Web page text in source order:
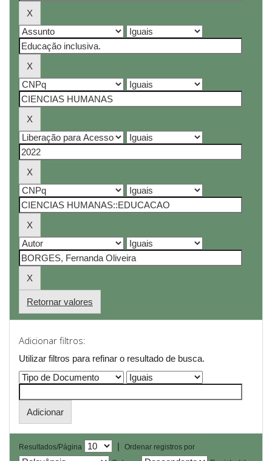
Retornar valores
Adicionar filtros:
Utilizar filtros para refinar o resultado de busca.
Resultados/Página |
Ordenar registros por